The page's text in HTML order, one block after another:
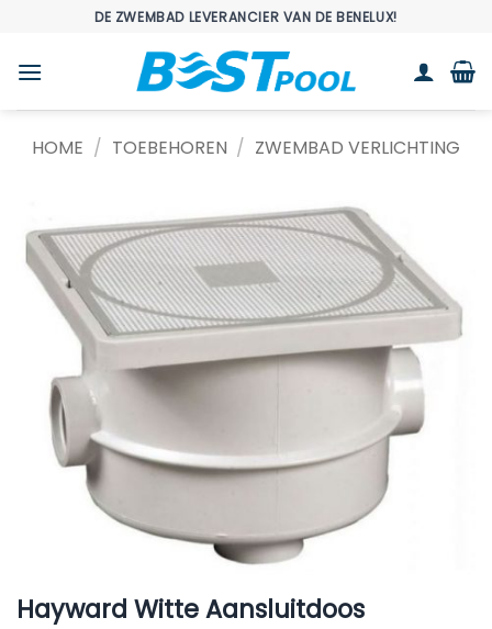
inhoud
DE ZWEMBAD LEVERANCIER VAN DE BENELUX!
HOME / TOEBEHOREN / ZWEMBAD VERLICHTING
Hayward Witte Aansluitdoos